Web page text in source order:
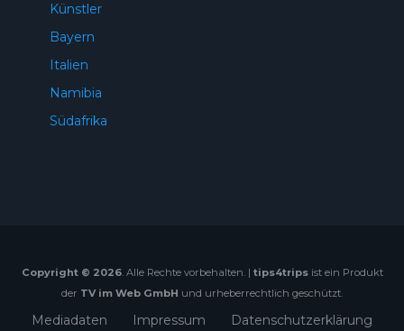
Künstler
Bayern
Italien
Namibia
Südafrika
Copyright © 2026. Alle Rechte vorbehalten. | tips4tripsist ein Produkt
der TV im Web GmbH und urheberrechtlich geschützt.
Mediadaten Impressum Datenschutzerklärung